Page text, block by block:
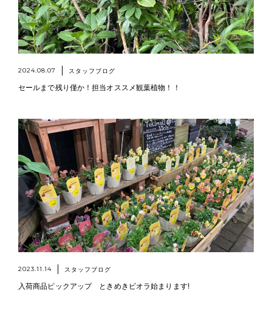
2024.08.07 スタッフブログ
セールまで残り僅か！担当オススメ観葉植物！！
2023.11.14 スタッフブログ
入荷商品ピックアップ ときめきビオラ始まります!